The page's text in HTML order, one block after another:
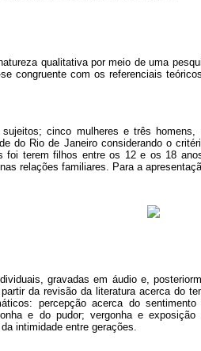
qualitativa por meio de uma
congruente com os referenciais
cinco mulheres e três
do Rio de Janeiro considerando o
foi terem filhos entre os 12 e os 18
relações familiares. Para a
gravadas em áudio e,
da revisão da literatura acerca do
percepção acerca do
e do pudor; vergonha e
intimidade entre gerações.